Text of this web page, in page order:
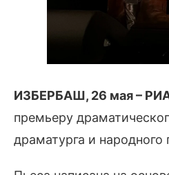
ИЗБЕРБАШ, 26 мая –
премьеру
драматурга и